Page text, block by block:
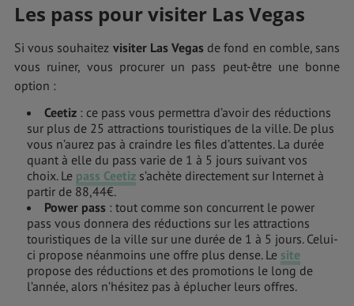
Les pass pour visiter Las Vegas
Si vous souhaitez visiter Las Vegas de fond en comble, sans
vous ruiner, vous procurer un pass peut-être une bonne
option :
Ceetiz : ce pass vous permettra d’avoir des réductions
sur plus de 25 attractions touristiques de la ville. De plus
vous n’aurez pas à craindre les files d’attentes. La durée
quant à elle du pass varie de 1 à 5 jours suivant vos
choix. Le pass Ceetiz s’achète directement sur Internet à
partir de 88,44€.
Power pass : tout comme son concurrent le power
pass vous donnera des réductions sur les attractions
touristiques de la ville sur une durée de 1 à 5 jours. Celui-
ci propose néanmoins une offre plus dense. Le site
propose des réductions et des promotions le long de
l’année, alors n’hésitez pas à éplucher leurs offres.